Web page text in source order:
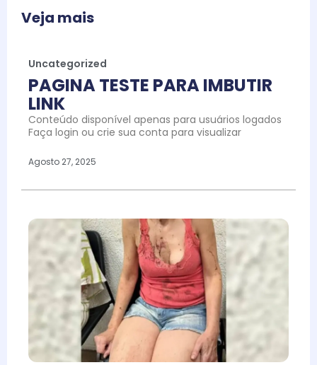
Veja mais
Uncategorized
PAGINA TESTE PARA IMBUTIR
LINK
Conteúdo disponível apenas para usuários logados
Faça login ou crie sua conta para visualizar
Agosto 27, 2025